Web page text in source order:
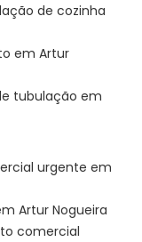
de cozinha
em Artur
tubulação em
urgente em
Artur Nogueira
comercial